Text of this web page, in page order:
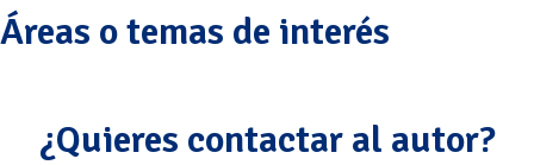
Áreas o temas de interés
¿Quieres contactar al autor?